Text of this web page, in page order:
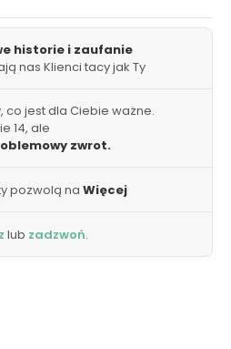
historie i zaufanie
nas Klienci tacy jak Ty
co jest dla Ciebie ważne.
14, ale
zwrot.
pozwolą na Więcej
lub zadzwoń.